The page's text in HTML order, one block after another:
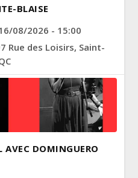
BLAISE
08/2026 - 15:00
Rue des Loisirs, Saint-
DOMINGUERO